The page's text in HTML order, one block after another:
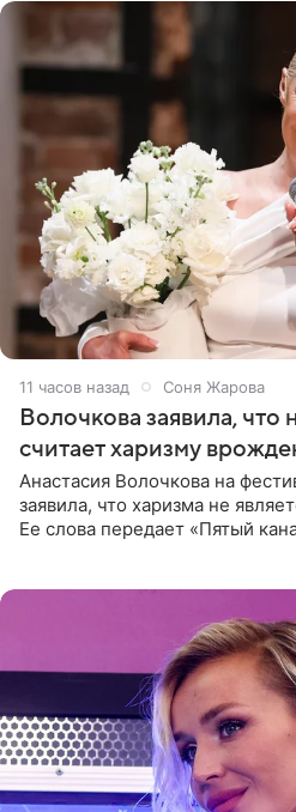
11 часов назад Соня Жарова
Волочкова заявила, что
считает харизму
Анастасия Волочкова на
заявила, что харизма не
Ее слова передает «Пятый